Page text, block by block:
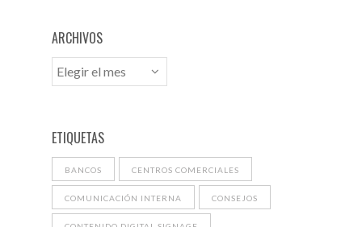
ARCHIVOS
ETIQUETAS
BANCOS CENTROS COMERCIALES
COMUNICACIÓN INTERNA CONSEJOS